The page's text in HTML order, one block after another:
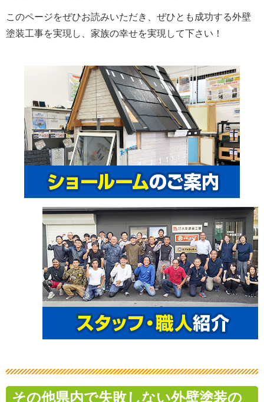
このページをぜひお読みいただき、ぜひとも成功する外壁
塗装工事を実現し、家族の幸せを実現して下さい！
その他県内で失敗しない外壁塗装の